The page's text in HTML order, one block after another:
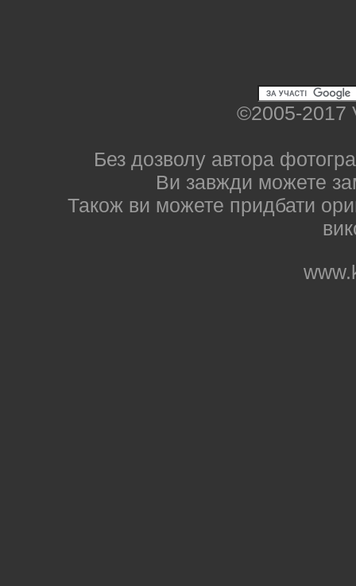
©2005-2017
Без дозволу автора
Ви завжди можете
Також ви можете придбати